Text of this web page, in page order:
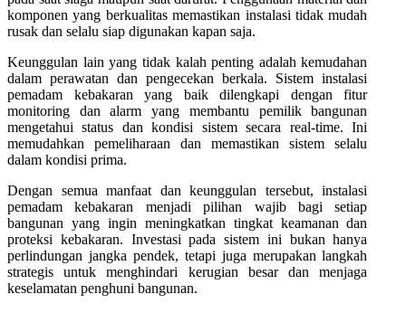
komponen yang berkualitas memastikan instalasi tidak mudah
rusak dan selalu siap digunakan kapan saja.
Keunggulan lain yang tidak kalah penting adalah kemudahan
dalam perawatan dan pengecekan berkala. Sistem instalasi
pemadam kebakaran yang baik dilengkapi dengan fitur
monitoring dan alarm yang membantu pemilik bangunan
mengetahui status dan kondisi sistem secara real-time. Ini
memudahkan pemeliharaan dan memastikan sistem selalu
dalam kondisi prima.
Dengan semua manfaat dan keunggulan tersebut, instalasi
pemadam kebakaran menjadi pilihan wajib bagi setiap
bangunan yang ingin meningkatkan tingkat keamanan dan
proteksi kebakaran. Investasi pada sistem ini bukan hanya
perlindungan jangka pendek, tetapi juga merupakan langkah
strategis untuk menghindari kerugian besar dan menjaga
keselamatan penghuni bangunan.